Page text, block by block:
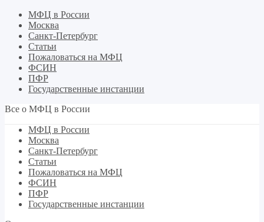
МФЦ в России
Москва
Санкт-Петербург
Статьи
Пожаловаться на МФЦ
ФСИН
ПФР
Государственные инстанции
Все о МФЦ в России
МФЦ в России
Москва
Санкт-Петербург
Статьи
Пожаловаться на МФЦ
ФСИН
ПФР
Государственные инстанции